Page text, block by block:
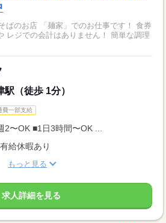
のお店 「麺家」でのお仕事です！ 食券
レジでの会計はありません！ 簡単な調理
（徒歩 1分）
費一部支給
〜OK ■1日3時間〜OK ...
給休暇あり
もっと見る
求人詳細を見る